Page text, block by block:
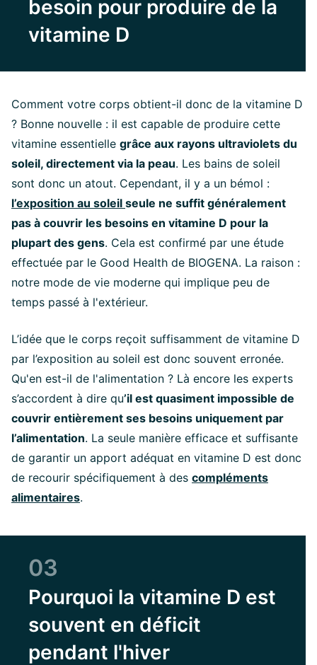
besoin pour produire de la
vitamine D
Comment votre corps obtient-il donc de la vitamine D
? Bonne nouvelle : il est capable de produire cette
vitamine essentielle grâce aux rayons ultraviolets du
soleil, directement via la peau. Les bains de soleil
sont donc un atout. Cependant, il y a un bémol :
l’exposition au soleil seule ne suffit généralement
pas à couvrir les besoins en vitamine D pour la
plupart des gens. Cela est confirmé par une étude
effectuée par le Good Health de BIOGENA. La raison :
notre mode de vie moderne qui implique peu de
temps passé à l'extérieur.
L’idée que le corps reçoit suffisamment de vitamine D
par l’exposition au soleil est donc souvent erronée.
Qu'en est-il de l'alimentation ? Là encore les experts
s’accordent à dire qu’il est quasiment impossible de
couvrir entièrement ses besoins uniquement par
l’alimentation. La seule manière efficace et suffisante
de garantir un apport adéquat en vitamine D est donc
de recourir spécifiquement à des compléments
alimentaires.
03
Pourquoi la vitamine D est
souvent en déficit
pendant l'hiver